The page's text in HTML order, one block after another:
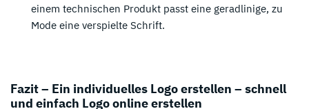
einem technischen Produkt passt eine geradlinige, zu
Mode eine verspielte Schrift.
Fazit – Ein individuelles Logo erstellen – schnell
und einfach Logo online erstellen